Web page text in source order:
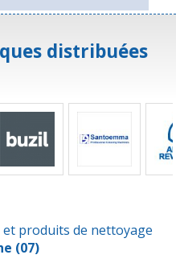
distribuées
produits de nettoyage
(07)